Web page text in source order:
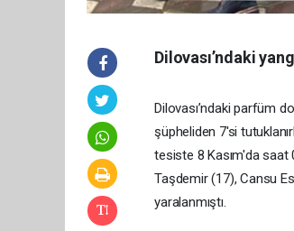
Dilovası’ndaki
Dilovası’ndaki parfüm
şüpheliden 7'si
tesiste 8 Kasım'da saat
Taşdemir (17), Cansu
yaralanmıştı.